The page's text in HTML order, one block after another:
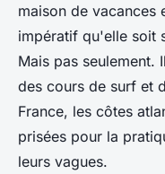
maison de vacances
impératif qu'elle soit
Mais pas seulement.
des cours de surf et
France, les côtes
prisées pour la
leurs vagues.